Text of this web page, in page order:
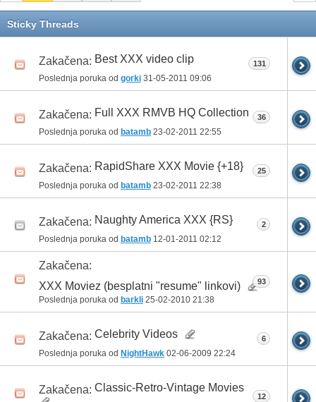
Sticky Threads
Zakačena: Best XXX video clip
Poslednja poruka od gorki 31-05-2011 09:06
131
Zakačena: Full XXX RMVB HQ Collection
Poslednja poruka od batamb 23-02-2011 22:55
36
Zakačena: RapidShare XXX Movie {+18}
Poslednja poruka od batamb 23-02-2011 22:38
25
Zakačena: Naughty America XXX {RS}
Poslednja poruka od batamb 12-01-2011 02:12
2
Zakačena:
XXX Moviez (besplatni "resume" linkovi)
Poslednja poruka od barkli 25-02-2010 21:38
93
Zakačena: Celebrity Videos
Poslednja poruka od NightHawk 02-06-2009 22:24
6
Zakačena: Classic-Retro-Vintage Movies
12